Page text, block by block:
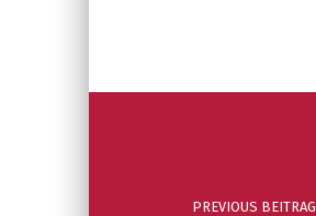
Post navigation
PREVIOUS BEITRAG